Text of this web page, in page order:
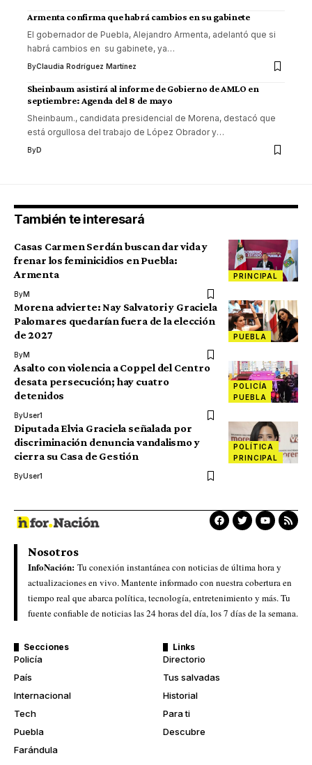
Armenta confirma que habrá cambios en su gabinete
El gobernador de Puebla, Alejandro Armenta, adelantó que si
habrá cambios en su gabinete, ya…
ByClaudia Rodríguez Martínez
Sheinbaum asistirá al informe de Gobierno de AMLO en
septiembre: Agenda del 8 de mayo
Sheinbaum., candidata presidencial de Morena, destacó que
está orgullosa del trabajo de López Obrador y…
ByD
También te interesará
PRINCIPAL
Casas Carmen Serdán buscan dar vida y
frenar los feminicidios en Puebla:
Armenta
ByM
PUEBLA
Morena advierte: Nay Salvatori y Graciela
Palomares quedarían fuera de la elección
de 2027
ByM
POLICÍA
PUEBLA
Asalto con violencia a Coppel del Centro
desata persecución; hay cuatro
detenidos
ByUser1
POLÍTICA
PRINCIPAL
Diputada Elvia Graciela señalada por
discriminación denuncia vandalismo y
cierra su Casa de Gestión
ByUser1
Nosotros
InfoNación: Tu conexión instantánea con noticias de última hora y
actualizaciones en vivo. Mantente informado con nuestra cobertura en
tiempo real que abarca política, tecnología, entretenimiento y más. Tu
fuente confiable de noticias las 24 horas del día, los 7 días de la semana.
Secciones
Policía
País
Internacional
Tech
Puebla
Farándula
Links
Directorio
Tus salvadas
Historial
Para ti
Descubre